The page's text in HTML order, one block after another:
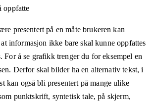
oppfatte
presentert på en måte brukeren kan
informasjon ikke bare skal kunne oppfattes
For å se grafikk trenger du for eksempel en
Derfor skal bilder ha en alternativ tekst, i
kan også bli presentert på mange ulike
punktskrift, syntetisk tale, på skjerm,